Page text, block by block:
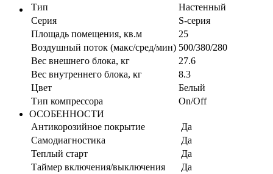
Тип
Настенный
Серия
S-серия
Площадь помещения, кв.м
25
Воздушный поток (макс/сред/мин) 500/380/280
Вес внешнего блока, кг
27.6
Вес внутреннего блока, кг
8.3
Цвет
Белый
Тип компрессора
On/Off
ОСОБЕННОСТИ
Антикорозийное покрытие
Да
Самодиагностика
Да
Теплый старт
Да
Таймер включения/выключения
Да